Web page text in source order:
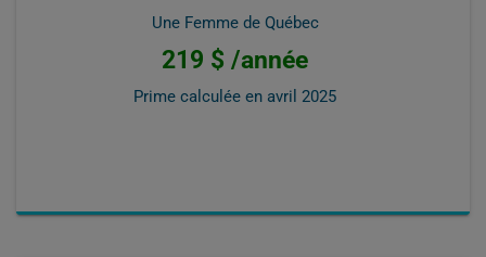
Une Femme de Québec
219 $ /année
Prime calculée en avril 2025